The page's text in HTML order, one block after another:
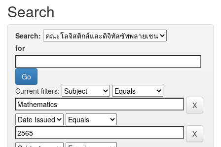
Search
Search:
for
Current filters: